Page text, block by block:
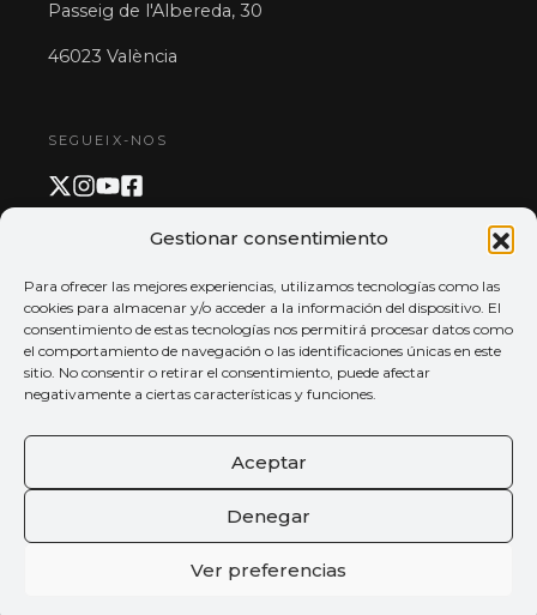
Gestionar consentimiento
Para ofrecer las mejores experiencias, utilizamos tecnologías como las
cookies para almacenar y/o acceder a la información del dispositivo. El
consentimiento de estas tecnologías nos permitirá procesar datos como
el comportamiento de navegación o las identificaciones únicas en este
sitio. No consentir o retirar el consentimiento, puede afectar
negativamente a ciertas características y funciones.
Aceptar
Denegar
Ver preferencias
Passeig de l'Albereda, 30
46023 València
SEGUEIX-NOS
PAGAMENT I APP
© 2026 Tots els drets reservatsPalau de la música de València